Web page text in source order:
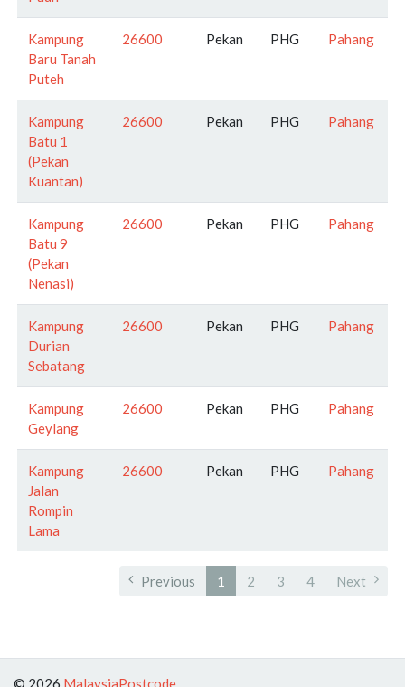
Kampung
Baru Tanah
Puteh
26600 Pekan PHG Pahang
Kampung
Batu 1
(Pekan
Kuantan)
26600 Pekan PHG Pahang
Kampung
Batu 9
(Pekan
Nenasi)
26600 Pekan PHG Pahang
Kampung
Durian
Sebatang
26600 Pekan PHG Pahang
Kampung
Geylang
26600 Pekan PHG Pahang
Kampung
Jalan
Rompin
Lama
26600 Pekan PHG Pahang
Previous 1 2 3 4 Next
© 2026 MalaysiaPostcode